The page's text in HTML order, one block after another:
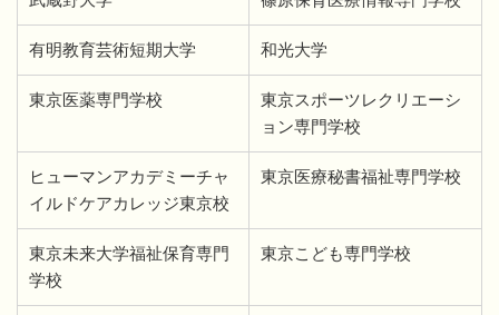
有明教育芸術短期大学 和光大学
東京医薬専門学校
東京スポーツレクリエーシ
ョン専門学校
ヒューマンアカデミーチャ
イルドケアカレッジ東京校
東京医療秘書福祉専門学校
東京未来大学福祉保育専門
学校
東京こども専門学校